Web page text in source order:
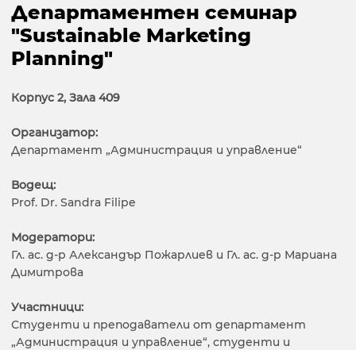
Департаментен семинар
"Sustainable Marketing
Planning"
Корпус 2, Зала 409
Организатор:
Департамент „Администрация и управление“
Водещ:
Prof. Dr. Sandra Filipe
Модератори:
Гл. ас. д-р Александър Пожарлиев и Гл. ас. д-р Мариана
Димитрова
Участници:
Студенти и преподаватели от департамент
„Администрация и управление“, студенти и